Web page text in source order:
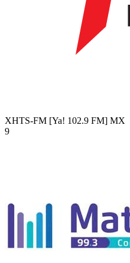
XHTS-FM [Ya! 102.9 FM] MX
9